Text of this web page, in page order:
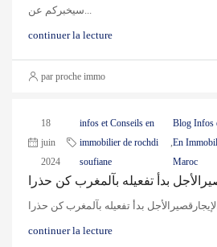
سيخبركم عن...
continuer la lecture
par proche immo
18
juin
2024
infos et Conseils en
immobilier de rochdi
soufiane
,
Blog Infos
En
Maroc
بدأ تفعيله بآلمغرب كن حذرا
continuer la lecture